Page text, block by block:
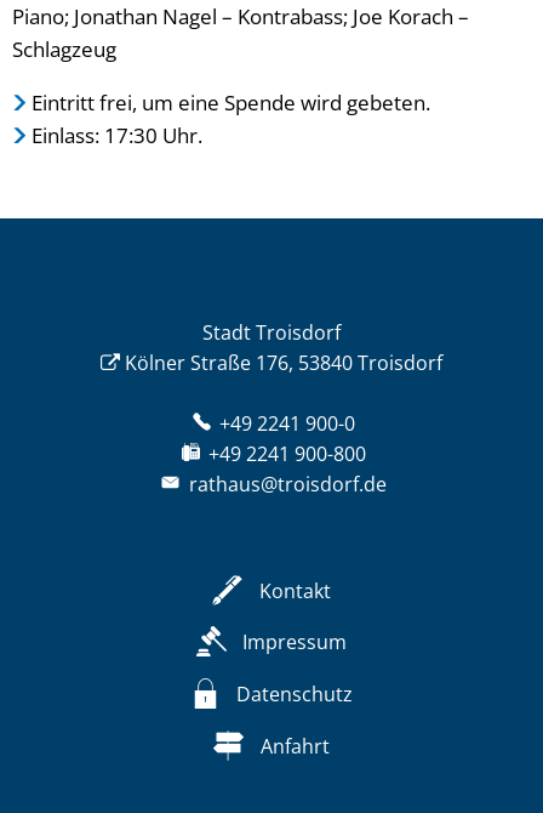
Piano; Jonathan Nagel – Kontrabass; Joe Korach –
Schlagzeug
Eintritt frei, um eine Spende wird gebeten.
Einlass: 17:30 Uhr.
Stadt Troisdorf
Kölner Straße 176, 53840 Troisdorf
+49 2241 900-0
+49 2241 900-800
rathaus@troisdorf.de
Kontakt
Impressum
Datenschutz
Anfahrt